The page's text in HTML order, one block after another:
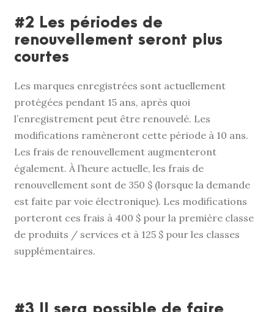
#2 Les périodes de
renouvellement seront plus
courtes
Les marques enregistrées sont actuellement
protégées pendant 15 ans, après quoi
l’enregistrement peut être renouvelé. Les
modifications ramèneront cette période à 10 ans.
Les frais de renouvellement augmenteront
également. À l’heure actuelle, les frais de
renouvellement sont de 350 $ (lorsque la demande
est faite par voie électronique). Les modifications
porteront ces frais à 400 $ pour la première classe
de produits / services et à 125 $ pour les classes
supplémentaires.